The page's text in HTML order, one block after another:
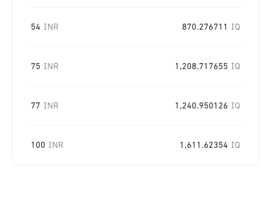
54 INR 870.276711 IQ
75 INR 1,208.717655 IQ
77 INR 1,240.950126 IQ
100 INR 1,611.62354 IQ